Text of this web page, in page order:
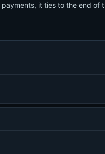
it ties to the end of